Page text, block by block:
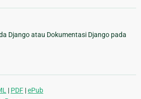
Django atau Dokumentasi Django pada
| PDF |ePub